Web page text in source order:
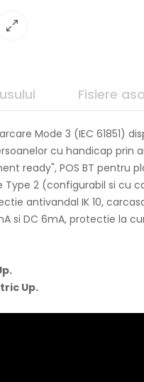
Fisiere
Mode 3 (IEC 61851)
cu handicap prin
ready", POS BT pentru
2 (configurabil si cu
antivandal IK 10,
6mA, protectie la
Up.